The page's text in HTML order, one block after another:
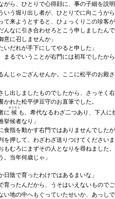
ら、ひとりで心得顔に、事の子細を説明
いう堀り出し者が、ひとりでに向こう
て来ようとすると、ひょっくりこの珍客
んなに引き合わせろとこう申しましたん
に召しませんか」
いだれが手下にしてやると申した」
るでいうことが右門には初耳でしたか
んじゃござんせんか。ここに松平のお
出しましたものでしたから、さっそく
れた松平伊豆守のお直筆でした。
に 候
そうろう
も、希代なるわざ二つあり、下人に
候者なり」
指を動かす右門ではありませんでした
を押して、わざわざ送りつけてください
むろにまずその人となりを尋ねました。
。当年何歳じゃ」
日陰で育ったわけではあるまいな」
育ったんだから、うそはいえないもので
い地の中へもぐっていたせいか、あっし